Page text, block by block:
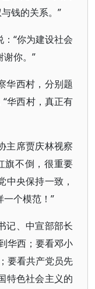
钱的关系。”
“你为建设社会
谢你。”
华西村，分别题
华西村，真正有
主席贾庆林视察
旗不倒，很重要
中央保持一致，
个模范！”
记、中宣部部长
华西；要看邓小
要看共产党员先
特色社会主义的